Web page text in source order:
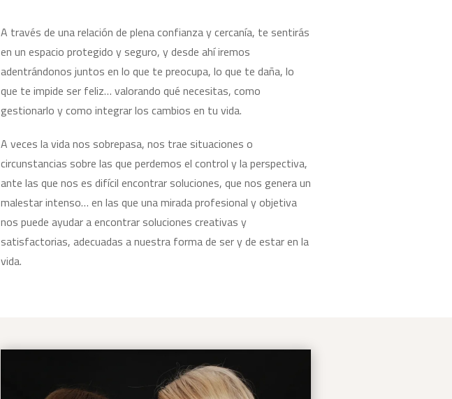
A través de una relación de plena confianza y cercanía, te sentirás
en un espacio protegido y seguro, y desde ahí iremos
adentrándonos juntos en lo que te preocupa, lo que te daña, lo
que te impide ser feliz… valorando qué necesitas, como
gestionarlo y como integrar los cambios en tu vida.
A veces la vida nos sobrepasa, nos trae situaciones o
circunstancias sobre las que perdemos el control y la perspectiva,
ante las que nos es difícil encontrar soluciones, que nos genera un
malestar intenso… en las que una mirada profesional y objetiva
nos puede ayudar a encontrar soluciones creativas y
satisfactorias, adecuadas a nuestra forma de ser y de estar en la
vida.